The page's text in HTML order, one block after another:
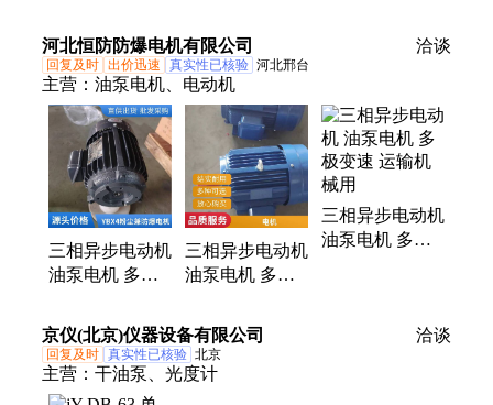
用 恒通
河北恒防防爆电机有限公司 洽谈
回复及时 出价迅速 真实性已核验 河北邢台
主营： 油泵电机、电动机
三相异步电动机
油泵电机 多极
用
三相异步电动机
油泵电机 多极
用
三相异步电动机
油泵电机 多极
京仪(北京)仪器设备有限公司 洽谈
回复及时 真实性已核验 北京
主营： 干油泵、光度计